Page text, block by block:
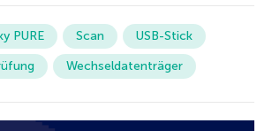
PURE Scan
USB-Stick
Wechseldatenträger